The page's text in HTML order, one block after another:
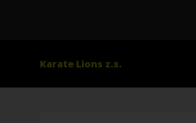
Karate Lions z.s.